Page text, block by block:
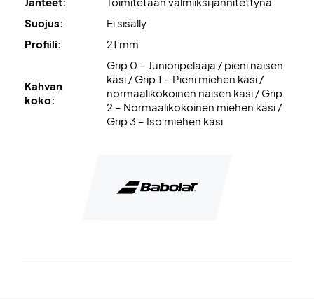
Suojus:
Ei sisälly
Profiili:
21 mm
Kahvan
koko:
Grip 0 – Junioripelaaja / pieni naisen
käsi / Grip 1 – Pieni miehen käsi /
normaalikokoinen naisen käsi / Grip
2 – Normaalikokoinen miehen käsi /
Grip 3 – Iso miehen käsi